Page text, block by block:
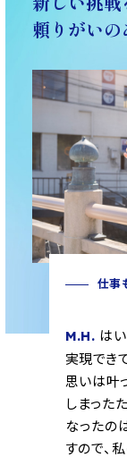
頼りがいの
仕事
M.H. は
実現でき
思いは叶
しまった
なったの
すので、